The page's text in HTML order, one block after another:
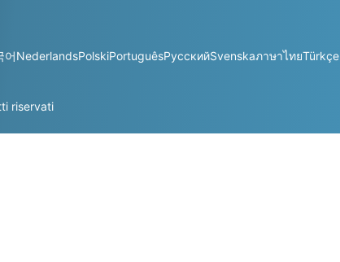
어NederlandsPolskiPortuguêsРусскийSvenskaภาษาไทยTürkçe
riservati